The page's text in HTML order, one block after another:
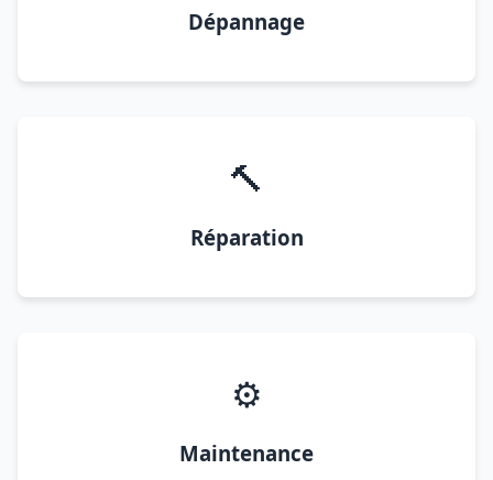
Dépannage
🔨
Réparation
⚙️
Maintenance